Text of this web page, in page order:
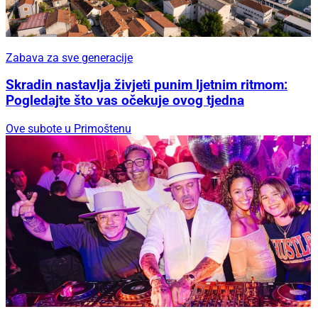
Zabava za sve generacije
Skradin nastavlja živjeti punim ljetnim ritmom:
Pogledajte što vas očekuje ovog tjedna
Ove subote u Primoštenu